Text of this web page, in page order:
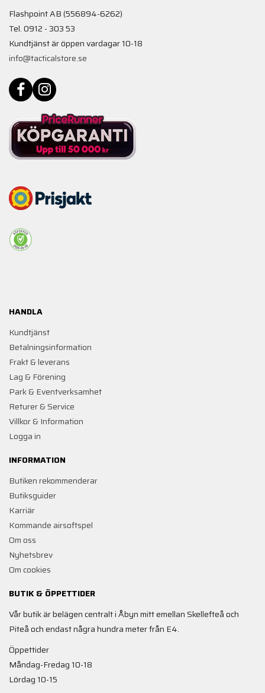
Flashpoint AB (556894-6262)
Tel. 0912 - 303 53
Kundtjänst är öppen vardagar 10-18
info@tacticalstore.se
HANDLA
Kundtjänst
Betalningsinformation
Frakt & leverans
Lag & Förening
Park & Eventverksamhet
Returer & Service
Villkor & Information
Logga in
INFORMATION
Butiken rekommenderar
Butiksguider
Karriär
Kommande airsoftspel
Om oss
Nyhetsbrev
Om cookies
BUTIK & ÖPPETTIDER
Vår butik är belägen centralt i Åbyn mitt emellan Skellefteå och
Piteå och endast några hundra meter från E4.
Öppettider
Måndag-Fredag 10-18
Lördag 10-15